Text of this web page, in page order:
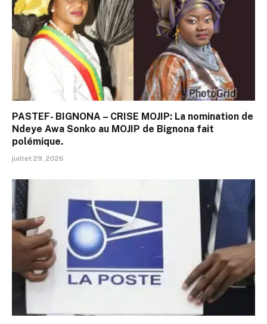
PASTEF- BIGNONA – CRISE MOJIP: La nomination de
Ndeye Awa Sonko au MOJIP de Bignona fait
polémique.
juillet 29, 2026